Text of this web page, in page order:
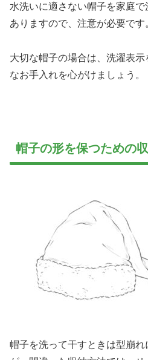
水洗いに適さない帽子を家庭
ありますので、注意が必要です
大切な帽子の場合は、洗濯表
なお手入れを心がけましょう。
帽子の形を保つための
帽子を洗って干すときは型崩